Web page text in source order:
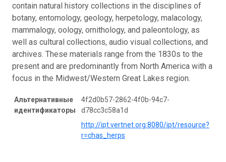
contain natural history collections in the disciplines of
botany, entomology, geology, herpetology, malacology,
mammalogy, oology, ornithology, and paleontology, as
well as cultural collections, audio visual collections, and
archives. These materials range from the 1830s to the
present and are predominantly from North America with a
focus in the Midwest/Western Great Lakes region.
Альтернативные
идентификаторы
4f2d0b57-2862-4f0b-94c7-
d78cc3c58a1d
http://ipt.vertnet.org:8080/ipt/resource?
r=chas_herps